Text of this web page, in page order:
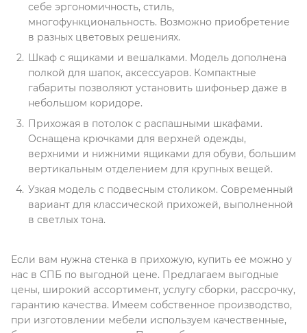
себе эргономичность, стиль,
многофункциональность. Возможно приобретение
в разных цветовых решениях.
Шкаф с ящиками и вешалками. Модель дополнена
полкой для шапок, аксессуаров. Компактные
габариты позволяют установить шифоньер даже в
небольшом коридоре.
Прихожая в потолок с распашными шкафами.
Оснащена крючками для верхней одежды,
верхними и нижними ящиками для обуви, большим
вертикальным отделением для крупных вещей.
Узкая модель с подвесным столиком. Современный
вариант для классической прихожей, выполненной
в светлых тона.
Если вам нужна стенка в прихожую, купить ее можно у
нас в СПБ по выгодной цене. Предлагаем выгодные
цены, широкий ассортимент, услугу сборки, рассрочку,
гарантию качества. Имеем собственное производство,
при изготовлении мебели используем качественные,